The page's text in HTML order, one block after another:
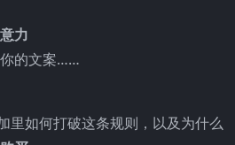
力
你的文案……
里如何打破这条规则，以及为什么